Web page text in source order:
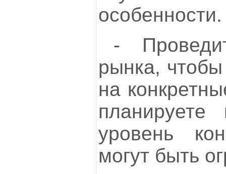
особенности.
-
рынка,
на
планируете
уровень
могут быть